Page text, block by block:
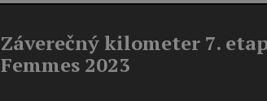
Záverečný kilometer 7.
Femmes 2023